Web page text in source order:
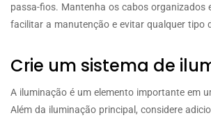
passa-fios. Mantenha os cabos organizados
facilitar a manutenção e evitar qualquer tipo
Crie um sistema de
A iluminação é um elemento importante em
Além da iluminação principal, considere